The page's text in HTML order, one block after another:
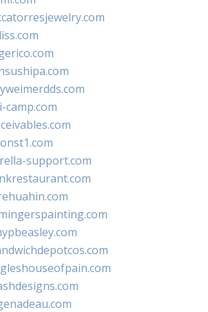
camp.com
support.com